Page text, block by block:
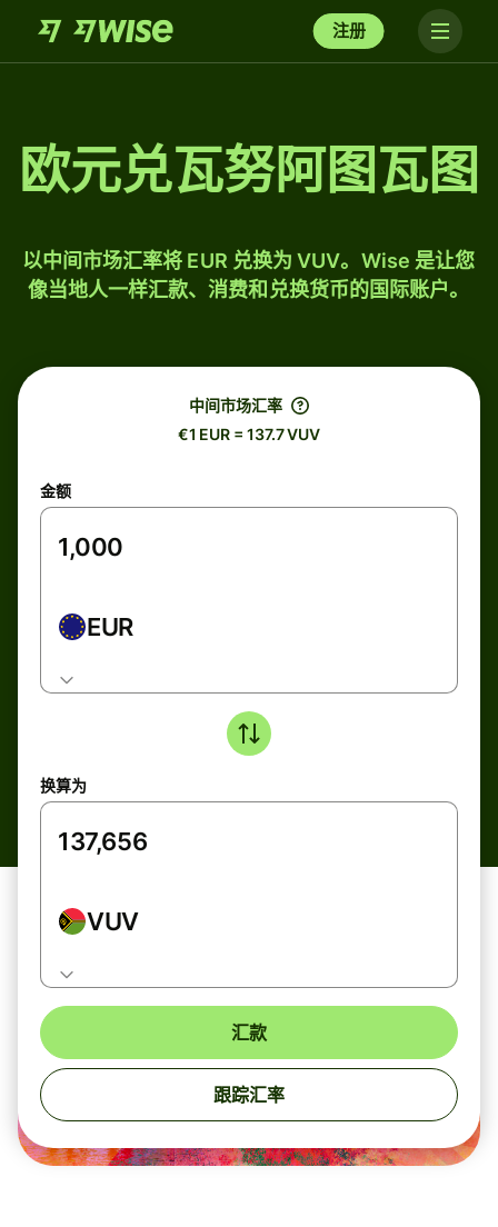
注册
欧元兑瓦努阿图瓦图
以中间市场汇率将 EUR 兑换为 VUV。Wise 是让您
像当地人一样汇款、消费和兑换货币的国际账户。
中间市场汇率
€1 EUR = 137.7 VUV
金额
EUR
换算为
VUV
汇款
跟踪汇率